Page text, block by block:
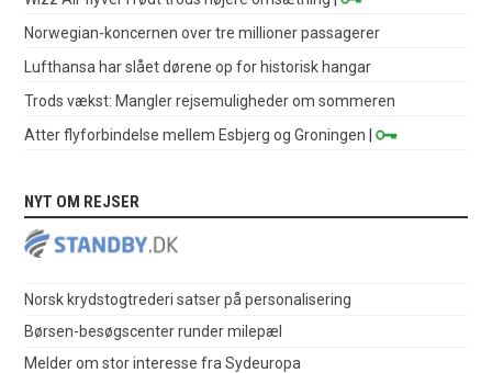
Norwegian-koncernen over tre millioner passagerer
Lufthansa har slået dørene op for historisk hangar
Trods vækst: Mangler rejsemuligheder om sommeren
Atter flyforbindelse mellem Esbjerg og Groningen |
NYT OM REJSER
Norsk krydstogtrederi satser på personalisering
Børsen-besøgscenter runder milepæl
Melder om stor interesse fra Sydeuropa